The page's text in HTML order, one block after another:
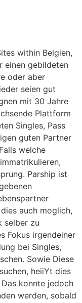
within Belgien,
einen gebildeten
oder aber
seien gut
mit 30 Jahre
Plattform
Singles, Pass
guten Partner
welche
Parship ist
auch moglich,
selber zu
Fokus irgendeiner
bei Singles,
Sowie Diese
heiiYt dies
konnte jedoch
werden, sobald